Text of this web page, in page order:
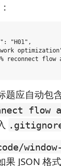
：
"H01",
reconnect flow
题应自动包
flow
果 JSON 格